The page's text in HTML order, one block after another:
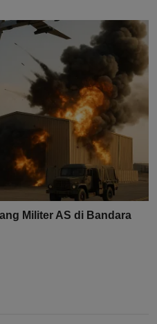
Militer AS di Bandara